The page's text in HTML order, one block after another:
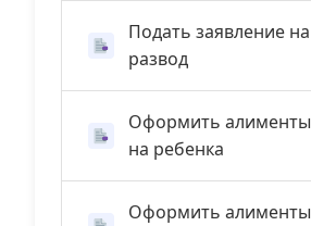
Подать заявление на
развод
Оформить алименты
на ребенка
Оформить алименты